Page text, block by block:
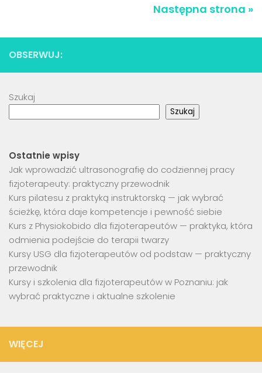
Następna strona »
OBSERWUJ:
Szukaj
Szukaj
Ostatnie wpisy
Jak wprowadzić ultrasonografię do codziennej pracy
fizjoterapeuty: praktyczny przewodnik
Kurs pilatesu z praktyką instruktorską — jak wybrać
ścieżkę, która daje kompetencje i pewność siebie
Kurs z Physiokobido dla fizjoterapeutów — praktyka, która
odmienia podejście do terapii twarzy
Kursy USG dla fizjoterapeutów od podstaw — praktyczny
przewodnik
Kursy i szkolenia dla fizjoterapeutów w Poznaniu: jak
wybrać praktyczne i aktualne szkolenie
WIĘCEJ